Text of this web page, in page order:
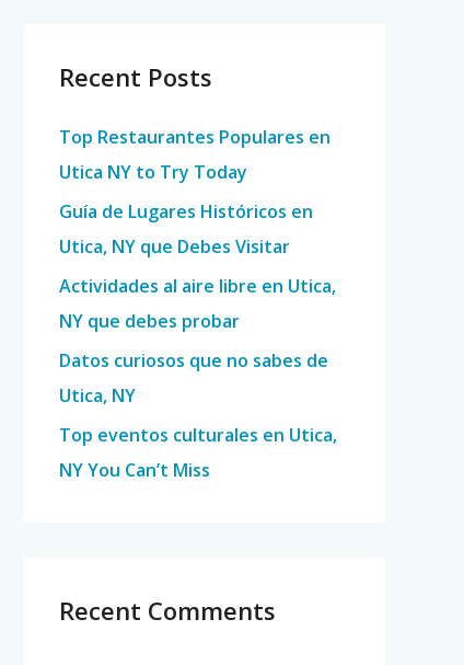
c
f
o
r
:
Recent Posts
Top Restaurantes Populares en
Utica NY to Try Today
Guía de Lugares Históricos en
Utica, NY que Debes Visitar
Actividades al aire libre en Utica,
NY que debes probar
Datos curiosos que no sabes de
Utica, NY
Top eventos culturales en Utica,
NY You Can’t Miss
Recent Comments